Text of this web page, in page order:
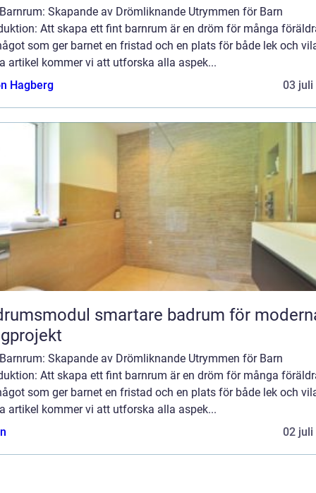
Skapande av Drömliknande Utrymmen för Barn
Att skapa ett fint barnrum är en dröm för många
som ger barnet en fristad och en plats för både lek och
artikel kommer vi att utforska alla aspek...
Hagberg
03 juli
smartare badrum för moderna
Skapande av Drömliknande Utrymmen för Barn
Att skapa ett fint barnrum är en dröm för många
som ger barnet en fristad och en plats för både lek och
artikel kommer vi att utforska alla aspek...
02 juli